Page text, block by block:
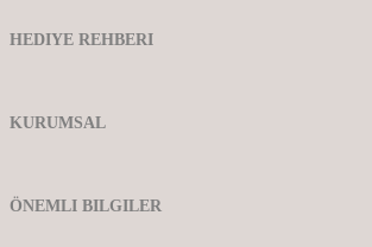
HEDIYE REHBERI
KURUMSAL
ÖNEMLI BILGILER